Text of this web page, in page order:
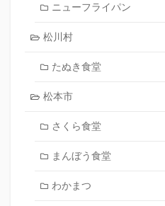
ニューフライパン
松川村
たぬき食堂
松本市
さくら食堂
まんぼう食堂
わかまつ